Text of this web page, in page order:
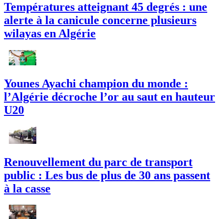
Températures atteignant 45 degrés : une
alerte à la canicule concerne plusieurs
wilayas en Algérie
Younes Ayachi champion du monde :
l’Algérie décroche l’or au saut en hauteur
U20
Renouvellement du parc de transport
public : Les bus de plus de 30 ans passent
à la casse